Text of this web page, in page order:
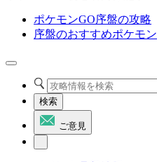
ポケモンGO序盤の攻略
序盤のおすすめポケモン
検索
ご意見